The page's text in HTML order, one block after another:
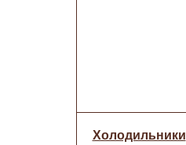
Холодильники